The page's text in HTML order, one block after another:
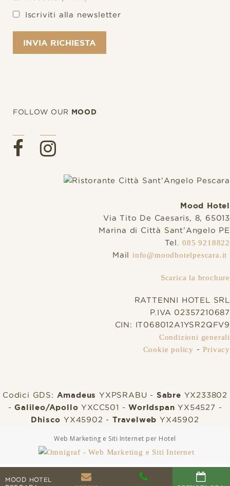
Iscriviti alla newsletter
FOLLOW OUR MOOD
Mood Hotel
Via Tito De Caesaris, 8, 65013
Marina di Città Sant'Angelo PE
Tel.085 9218822
Mail info@moodhotelpescara.it
Scarica la brochure
RATTENNI HOTEL SRL
P.IVA 02357210687
CIN: IT068012A1YSR2QFV9
Condizioni generali
Cookie policy -Privacy
Codici GDS: Amadeus YXPSRABU - Sabre YX233802
-Galileo/Apollo YXCC501 -Worldspan YX54527 -
Dhisco YX45902 - Travelweb YX45902
MOOD HOTEL
Web Marketing e Siti Internet per Hotel